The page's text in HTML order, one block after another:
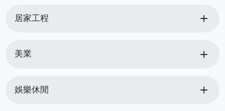
居家工程 add
美業 add
娛樂休閒 add